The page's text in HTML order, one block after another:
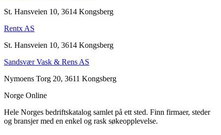
St. Hansveien 10, 3614 Kongsberg
Rentx AS
St. Hansveien 10, 3614 Kongsberg
Sandsvær Vask & Rens AS
Nymoens Torg 20, 3611 Kongsberg
Norge Online
Hele Norges bedriftskatalog samlet på ett sted. Finn firmaer, steder
og bransjer med en enkel og rask søkeopplevelse.